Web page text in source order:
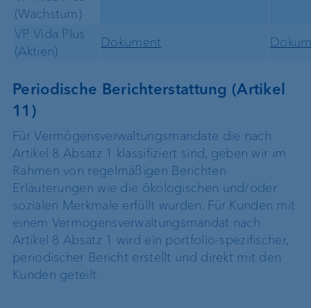
(Wachstum)
VP Vida Plus
(Aktien)
Dokument
Periodische Berichterstattung (Artikel
11)
Für Vermögensverwaltungsmandate die nach
Artikel 8 Absatz 1 klassifiziert sind, geben wir im
Rahmen von regelmäßigen Berichten
Erläuterungen wie die ökologischen und/oder
sozialen Merkmale erfüllt wurden. Für Kunden mit
einem Vermögensverwaltungsmandat nach
Artikel 8 Absatz 1 wird ein portfolio-spezifischer,
periodischer Bericht erstellt und direkt mit den
Kunden geteilt.